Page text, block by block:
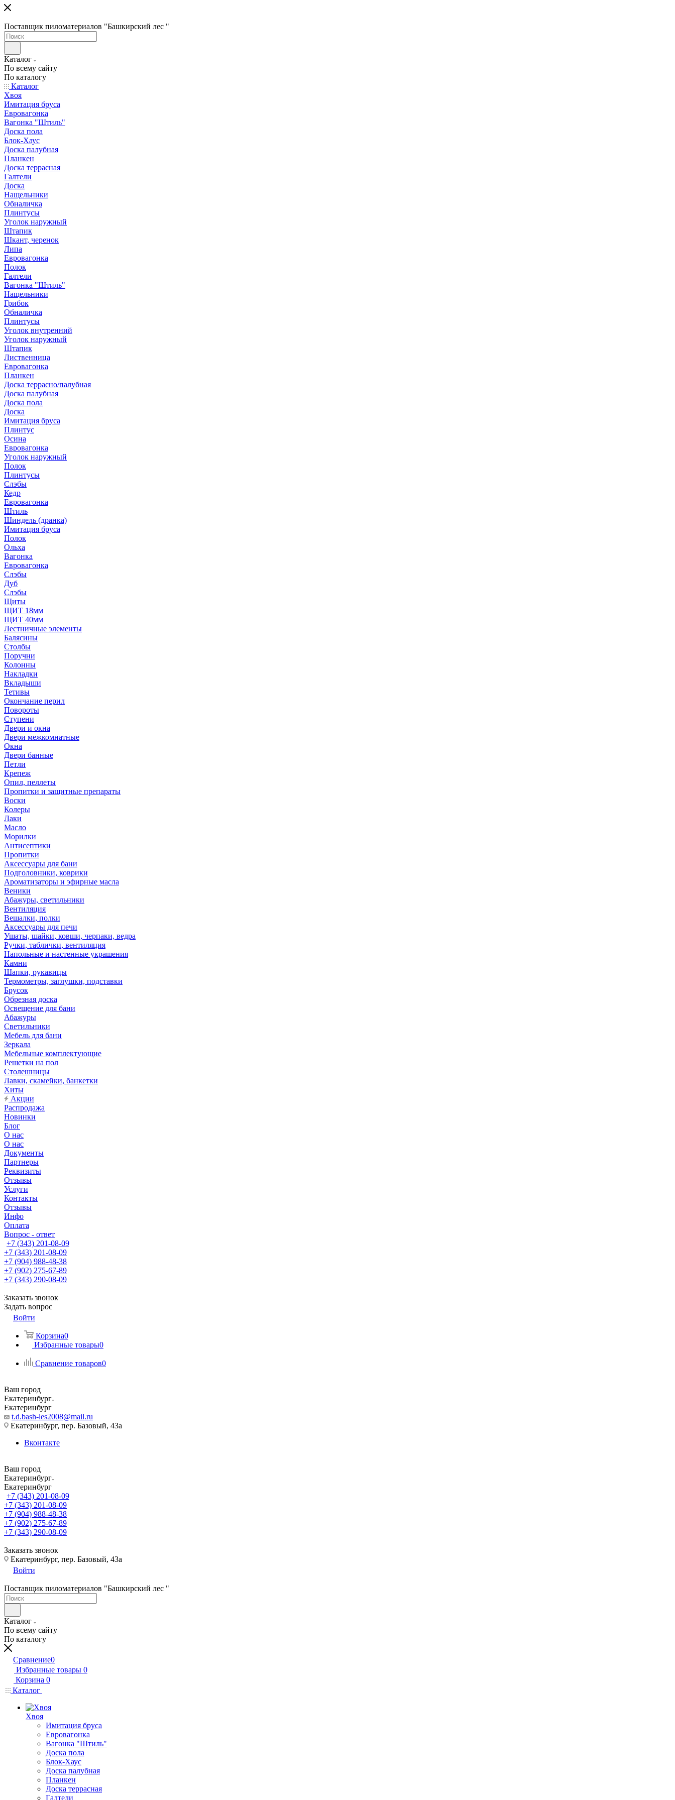
Поставщик пиломатериалов "Башкирский лес "
Каталог
По всему сайту
По каталогу
Каталог
Хвоя
Имитация бруса
Евровагонка
Вагонка "Штиль"
Доска пола
Блок-Хаус
Доска палубная
Планкен
Доска террасная
Галтели
Доска
Нащельники
Обналичка
Плинтусы
Уголок наружный
Штапик
Шкант, черенок
Липа
Евровагонка
Полок
Галтели
Вагонка "Штиль"
Нащельники
Грибок
Обналичка
Плинтусы
Уголок внутренний
Уголок наружный
Штапик
Лиственница
Евровагонка
Планкен
Доска террасно/палубная
Доска палубная
Доска пола
Доска
Имитация бруса
Плинтус
Осина
Евровагонка
Уголок наружный
Полок
Плинтусы
Слэбы
Кедр
Евровагонка
Штиль
Шиндель (дранка)
Имитация бруса
Полок
Ольха
Вагонка
Евровагонка
Слэбы
Дуб
Слэбы
Щиты
ЩИТ 18мм
ЩИТ 40мм
Лестничные элементы
Балясины
Столбы
Поручни
Колонны
Накладки
Вкладыши
Тетивы
Окончание перил
Повороты
Ступени
Двери и окна
Двери межкомнатные
Окна
Двери банные
Петли
Крепеж
Опил, пеллеты
Пропитки и защитные препараты
Воски
Колеры
Лаки
Масло
Морилки
Антисептики
Пропитки
Аксессуары для бани
Подголовники, коврики
Ароматизаторы и эфирные масла
Веники
Абажуры, светильники
Вентиляция
Вешалки, полки
Аксессуары для печи
Ушаты, шайки, ковши, черпаки, ведра
Ручки, таблички, вентиляция
Напольные и настенные украшения
Камни
Шапки, рукавицы
Термометры, заглушки, подставки
Брусок
Обрезная доска
Освещение для бани
Абажуры
Светильники
Мебель для бани
Зеркала
Мебельные комплектующие
Решетки на пол
Столешницы
Лавки, скамейки, банкетки
Хиты
Акции
Распродажа
Новинки
Блог
О нас
О нас
Документы
Партнеры
Реквизиты
Отзывы
Услуги
Контакты
Отзывы
Инфо
Оплата
Вопрос - ответ
+7 (343) 201-08-09
+7 (343) 201-08-09
+7 (904) 988-48-38
+7 (902) 275-67-89
+7 (343) 290-08-09
Заказать звонок
Задать вопрос
Войти
Корзина0
Избранные товары0
Сравнение товаров0
Ваш город
Екатеринбург
Екатеринбург
t.d.bash-les2008@mail.ru
Екатеринбург, пер. Базовый, 43а
Вконтакте
Ваш город
Екатеринбург
Екатеринбург
+7 (343) 201-08-09
+7 (343) 201-08-09
+7 (904) 988-48-38
+7 (902) 275-67-89
+7 (343) 290-08-09
Заказать звонок
Екатеринбург, пер. Базовый, 43а
Войти
Поставщик пиломатериалов "Башкирский лес "
Каталог
По всему сайту
По каталогу
Сравнение0
Избранные товары 0
Корзина 0
Каталог
Хвоя
Имитация бруса
Евровагонка
Вагонка "Штиль"
Доска пола
Блок-Хаус
Доска палубная
Планкен
Доска террасная
Галтели